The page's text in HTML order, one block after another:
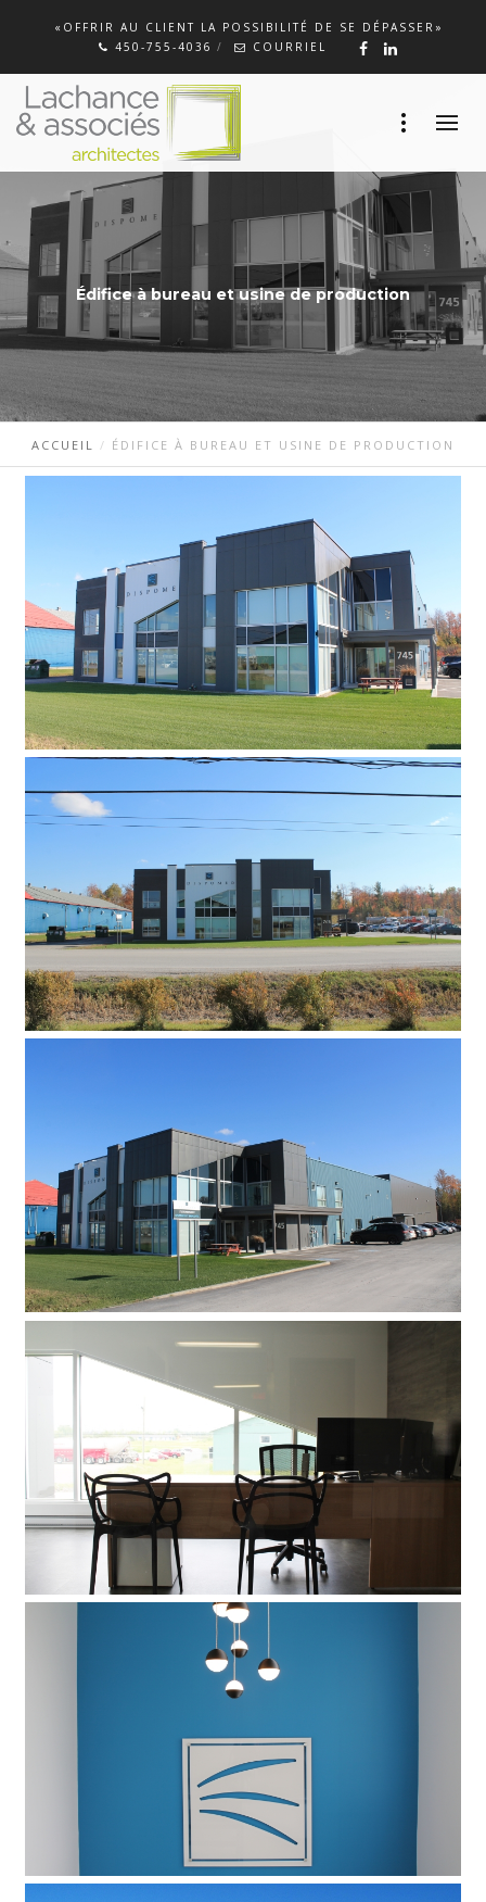
«OFFRIR AU CLIENT LA POSSIBILITÉ DE SE DÉPASSER»
450-755-4036
COURRIEL
Édifice à bureau et usine de production
ACCUEIL ÉDIFICE À BUREAU ET USINE DE PRODUCTION